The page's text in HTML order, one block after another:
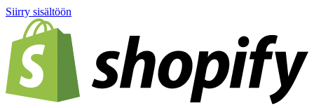
Siirry sisältöön